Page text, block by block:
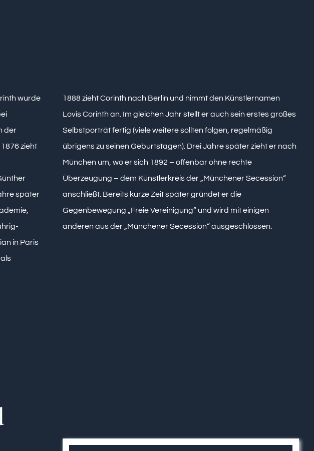
wurde
der
zieht
später
in Paris
1888 zieht Corinth nach Berlin und nimmt den Künstlernamen
Lovis Corinth an. Im gleichen Jahr stellt er auch sein erstes großes
Selbstporträt fertig (viele weitere sollten folgen, regelmäßig
übrigens zu seinen Geburtstagen). Drei Jahre später zieht er nach
München um, wo er sich 1892 – offenbar ohne rechte
Überzeugung – dem Künstlerkreis der „Münchener Secession“
anschließt. Bereits kurze Zeit später gründet er die
Gegenbewegung „Freie Vereinigung“ und wird mit einigen
anderen aus der „Münchener Secession“ ausgeschlossen.